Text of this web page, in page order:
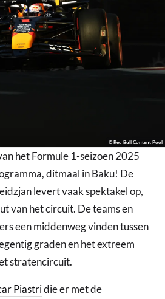
© Red Bull Content Pool
het Formule 1-seizoen 2025
ditmaal in Baku! De
levert vaak spektakel op,
van het circuit. De teams en
een middenweg vinden tussen
graden en het extreem
stratencircuit.
Piastridie er met de